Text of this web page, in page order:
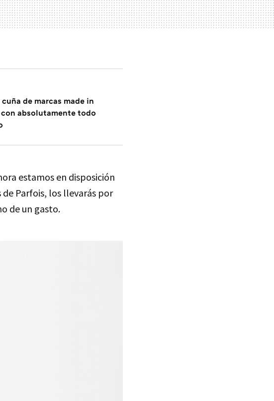
de marcas made in
absolutamente todo
estamos en disposición
Parfois, los llevarás por
de un gasto.